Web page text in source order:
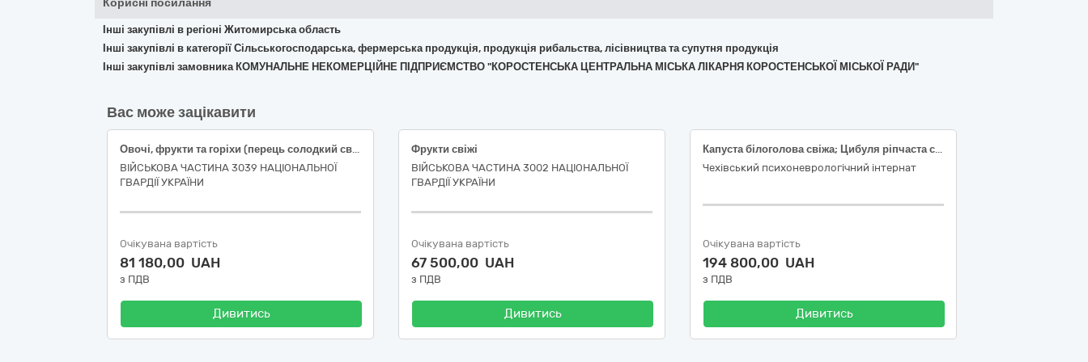
Корисні посилання
Інші закупівлі в регіоні Житомирська область
Інші закупівлі в категорії Сільськогосподарська, фермерська продукція, продукція рибальства, лісівництва та супутня продукція
Інші закупівлі замовника КОМУНАЛЬНЕ НЕКОМЕРЦІЙНЕ ПІДПРИЄМСТВО "КОРОСТЕНСЬКА ЦЕНТРАЛЬНА МІСЬКА ЛІКАРНЯ КОРОСТЕНСЬКОЇ МІСЬКОЇ РАДИ"
Вас може зацікавити
Овочі, фрукти та горіхи (перець солодкий свіжий подовженої форми, огірки свіжі польові короткоплідні, помідори тепличні свіжі округлі, часник свіжий вищого товарного сорту)
ВІЙСЬКОВА ЧАСТИНА 3039 НАЦІОНАЛЬНОЇ
ГВАРДІЇ УКРАЇНИ
Очікувана вартість
81 180,00 UAH
з ПДВ
Дивитись
Фрукти свіжі
ВІЙСЬКОВА ЧАСТИНА 3002 НАЦІОНАЛЬНОЇ
ГВАРДІЇ УКРАЇНИ
Очікувана вартість
67 500,00 UAH
з ПДВ
Дивитись
Капуста білоголова свіжа; Цибуля ріпчаста свіжа; Морква молода свіжа; Буряк столовий молодий; Редиска свіжа; Огірки свіжі, тепличні, короткоплідні (до 14см), ДСТУ 3247; Банани свіжі; Черешня свіжа; Абрикоси свіжі; Яблука свіжі, ранньостиглі, першого товарного сорту, жовті види плодів, ДСТУ 8323
Чехівський психоневрологічний інтернат
Очікувана вартість
194 800,00 UAH
з ПДВ
Дивитись